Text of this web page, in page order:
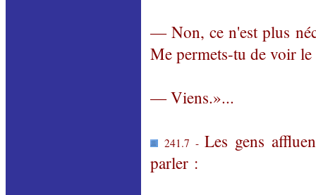
— Non, ce n'est plus
Me permets-tu de voir
— Viens.»...
241.7 -Les gens
parler :